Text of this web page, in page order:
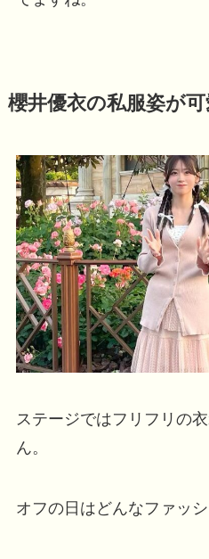
櫻井優衣の私服姿が
ステージではフリフリの
ん。
オフの日はどんなファッ